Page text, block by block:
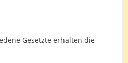
Gesetzte erhalten die